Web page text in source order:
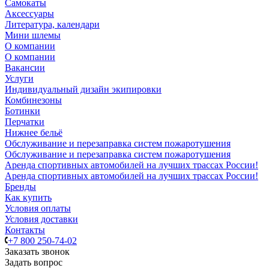
Самокаты
Аксессуары
Литература, календари
Мини шлемы
О компании
О компании
Вакансии
Услуги
Индивидуальный дизайн экипировки
Комбинезоны
Ботинки
Перчатки
Нижнее бельё
Обслуживание и перезаправка систем пожаротушения
Обслуживание и перезаправка систем пожаротушения
Аренда спортивных автомобилей на лучших трассах России!
Аренда спортивных автомобилей на лучших трассах России!
Бренды
Как купить
Условия оплаты
Условия доставки
Контакты
+7 800 250-74-02
Заказать звонок
Задать вопрос